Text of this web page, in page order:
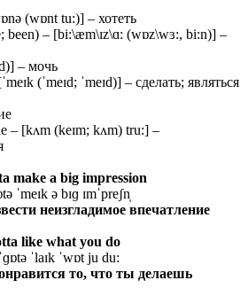
(wɒnt tu:)] – хотеть
been) – [bi:\æm\ɪz\ɑ: (wɒz\wɜ:, bi:n)] –
– мочь
(ˈmeɪd; ˈmeɪd)] – сделать; являться
– [kʌm (keɪm; kʌm) tru:] –
make a big impression
ˈmeɪk ə bɪɡ ɪmˈpreʃn̩
неизгладимое впечатление
like what you do
ˈɡɒtə ˈlaɪk ˈwɒt ju du:
то, что ты делаешь